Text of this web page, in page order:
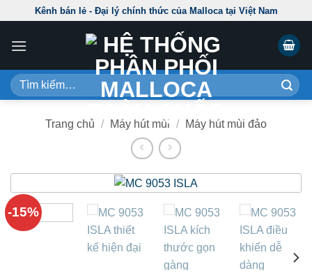
content
Kênh bán lẻ - Đại lý chính thức của Malloca tại Việt Nam
Tìm
kiếm:
Trang chủ / Máy hút mùi / Máy hút mùi đảo
-15%